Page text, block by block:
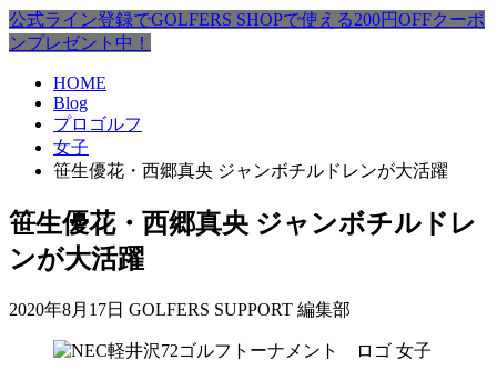
公式ライン登録でGOLFERS SHOPで使える200円OFFクーポ
ンプレゼント中！
HOME
Blog
プロゴルフ
女子
笹生優花・西郷真央 ジャンボチルドレンが大活躍
笹生優花・西郷真央 ジャンボチルドレ
ンが大活躍
2020年8月17日 GOLFERS SUPPORT 編集部
女子